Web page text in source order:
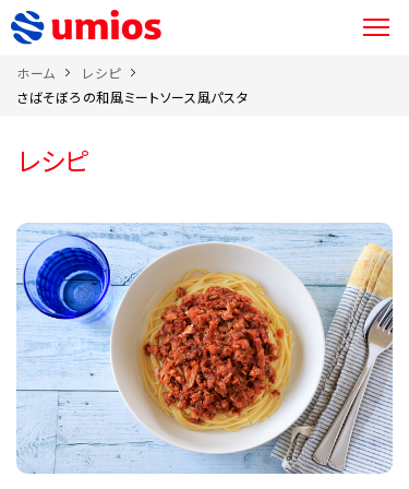
ホーム
レシピ
さばそぼろの和風ミートソース風パスタ
レシピ